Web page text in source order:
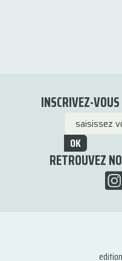
INSCRIVEZ-
OK
RETROUVEZ